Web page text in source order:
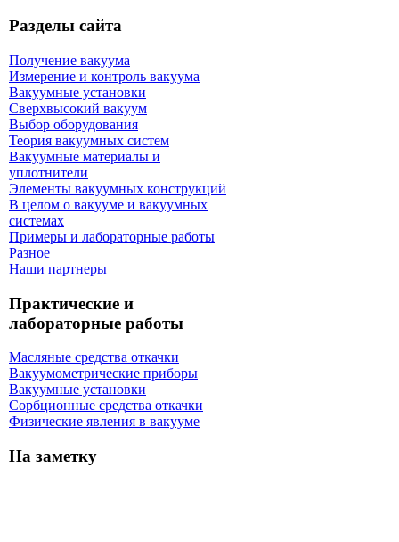
Разделы сайта
Получение вакуума
Измерение и контроль вакуума
Вакуумные установки
Сверхвысокий вакуум
Выбор оборудования
Теория вакуумных систем
Вакуумные материалы и
уплотнители
Элементы вакуумных конструкций
В целом о вакууме и вакуумных
системах
Примеры и лабораторные работы
Разное
Наши партнеры
Практические и
лабораторные работы
Масляные средства откачки
Вакуумометрические приборы
Вакуумные установки
Сорбционные средства откачки
Физические явления в вакууме
На заметку